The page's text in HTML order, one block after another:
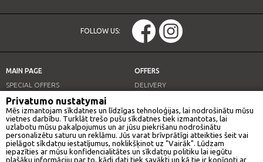
Privatumo nustatymai
Mēs izmantojam sīkdatnes un līdzīgas tehnoloģijas, lai nodrošinātu mūsu
vietnes darbību. Turklāt trešo pušu sīkdatnes tiek izmantotas, lai
uzlabotu mūsu pakalpojumus un ar jūsu piekrišanu nodrošinātu
personalizētu saturu un reklāmu. Jūs varat brīvprātīgi atteikties šeit vai
pielāgot sīkdatņu iestatījumus, noklikšķinot uz "Vairāk". Lūdzam
iepazīties ar mūsu konfidencialitātes un sīkdatņu politiku lai iegūtu
plašāku informāciju par to, kādi dati tiek savākti un kā tie ir kopīgoti ar
FOLLOW US:
MAIN PAGE
SPECIAL OFFERS
OUR RESTAURANTS
INFO
OFFERS
DELIVERY
OUR RESTAURANTS